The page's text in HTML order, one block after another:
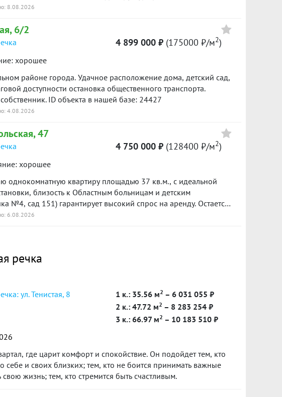
почти вся мебель передается новому хозяину. Ждем вас
сертификат «Защита собственности» по данному объекту в
8.08.2026
6/2
хорошее
4 899 000 ₽ (175000 ₽/м2)
районе города. Удачное расположение дома, детский сад,
доступности остановка общественного транспорта.
ID объекта в нашей базе: 24427
4.08.2026
47
хорошее
4 750 000 ₽ (128400 ₽/м2)
однокомнатную квартиру площадью 37 кв.м., с идеальной
близость к Областным больницам и детским
№4, сад 151) гарантирует высокий спрос на аренду. Остается
диван, стенка в гостиной, шкаф в прихожей. Чистая продажа,
договоренности! ***Гарантийный сертификат «Защита
6.08.2026
речка
ул. Тенистая, 8
1 к.: 35.56 м2 – 6 031 055 ₽
2 к.: 47.72 м2 – 8 283 254 ₽
3 к.: 66.97 м2 – 10 183 510 ₽
где царит комфорт и спокойствие. Он подойдет тем, кто
себе и своих близких; тем, кто не боится принимать важные
жизнь; тем, кто стремится быть счастливым.